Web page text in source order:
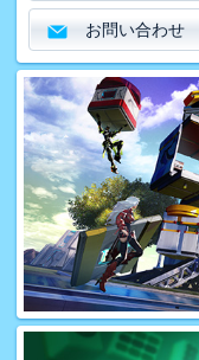
お問い合わせ